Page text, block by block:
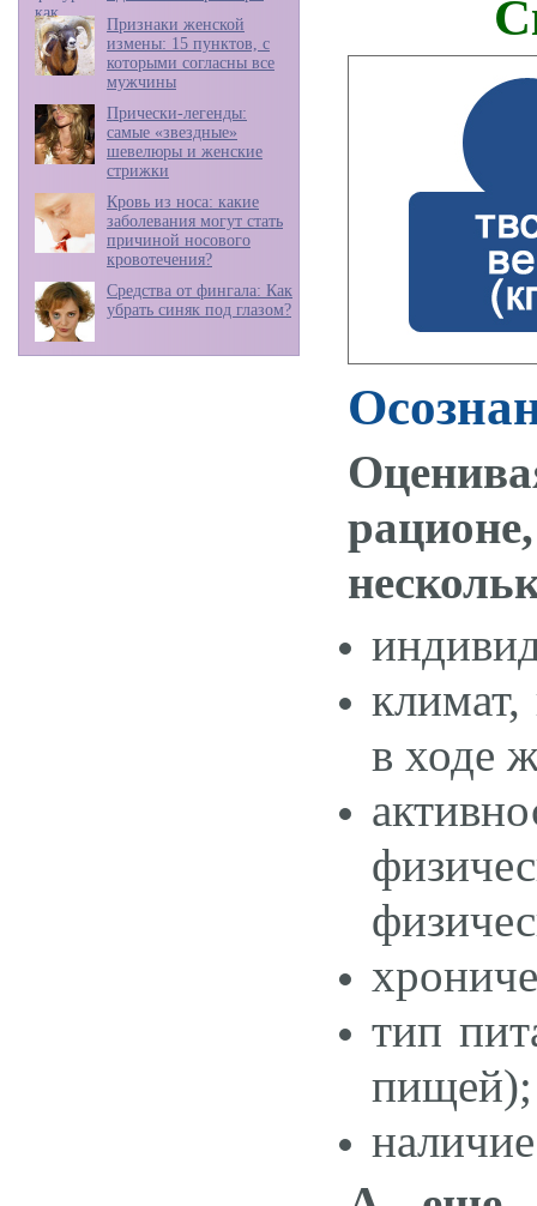
Признаки женской
измены: 15 пунктов, с
которыми согласны все
мужчины
Прически-легенды:
самые «звездные»
шевелюры и женские
стрижки
Кровь из носа: какие
заболевания могут стать
причиной носового
кровотечения?
Средства от фингала: Как
убрать синяк под глазом?
в ходе
тип
пищей);